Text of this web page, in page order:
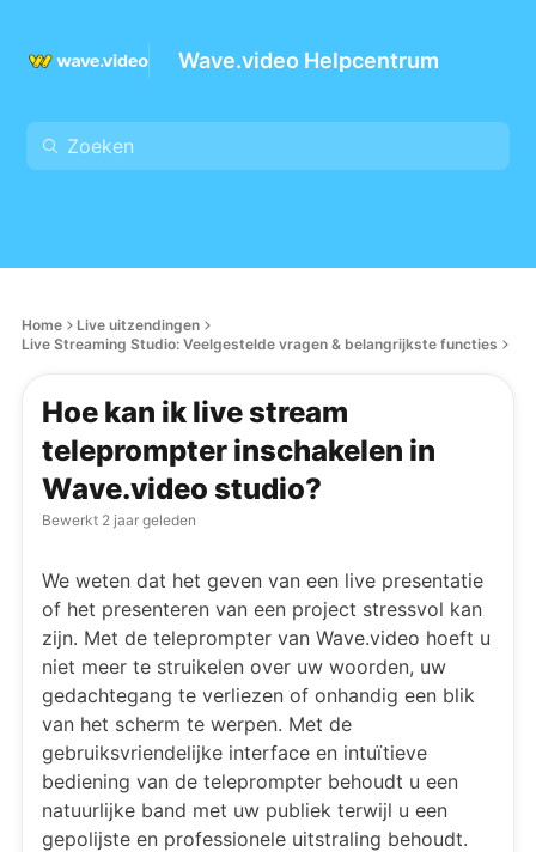
Wave.video Helpcentrum
Home
Live uitzendingen
Live Streaming Studio: Veelgestelde vragen & belangrijkste functies
Hoe kan ik live stream
teleprompter inschakelen in
Wave.video studio?
Bewerkt 2 jaar geleden
We weten dat het geven van een live presentatie
of het presenteren van een project stressvol kan
zijn. Met de teleprompter van Wave.video hoeft u
niet meer te struikelen over uw woorden, uw
gedachtegang te verliezen of onhandig een blik
van het scherm te werpen. Met de
gebruiksvriendelijke interface en intuïtieve
bediening van de teleprompter behoudt u een
natuurlijke band met uw publiek terwijl u een
gepolijste en professionele uitstraling behoudt.